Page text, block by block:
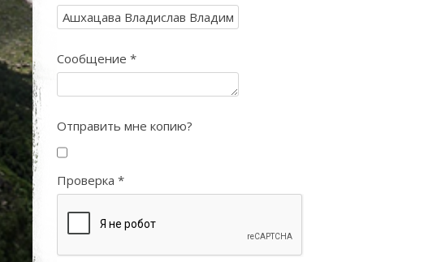
Сообщение *
Отправить мне копию?
Проверка *